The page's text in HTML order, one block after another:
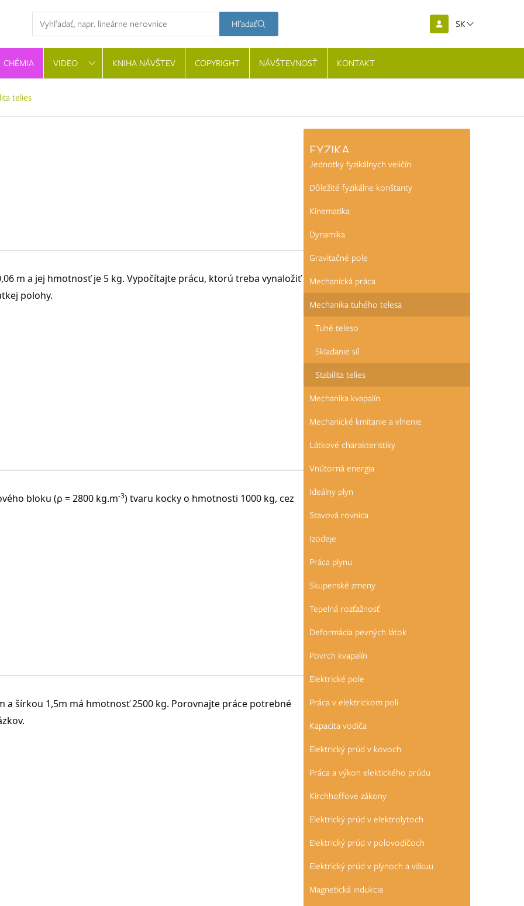
Hľadaná výraz Hľadať SK
CHÉMIA VIDEO KNIHA NÁVŠTEV COPYRIGHT NÁVŠTEVNOSŤ KONTAKT
telies
sa vráti do pôvodnej polohy
do pôvodnej polohy
ťažiska od hrany okolo ktorej teleso preklápame
a jeho ťažisko je čo najnižšie.
m a jej hmotnosť je 5 kg. Vypočítajte prácu, ktorú treba vynaložiť
polohy.
6,145 J.
bloku (ρ = 2800 kg.m-3) tvaru kocky o hmotnosti 1000 kg, cez
a šírkou 1,5m má hmotnosť 2500 kg. Porovnajte práce potrebné
FYZIKA
Jednotky fyzikálnych veličín
Dôležité fyzikálne konštanty
Kinematika
Dynamika
Gravitačné pole
Mechanická práca
Mechanika tuhého telesa
Tuhé teleso
Skladanie síl
Stabilita telies
Mechanika kvapalín
Mechanické kmitanie a vlnenie
Látkové charakteristiky
Vnútorná energia
Ideálny plyn
Stavová rovnica
Izodeje
Práca plynu
Skupenské zmeny
Tepelná rozťažnosť
Deformácia pevných látok
Povrch kvapalín
Elektrické pole
Práca v elektrickom poli
Kapacita vodiča
Elektrický prúd v kovoch
Práca a výkon elektického prúdu
Kirchhoffove zákony
Elektrický prúd v elektrolytoch
Elektrický prúd v polovodičoch
Elektrický prúd v plynoch a vákuu
Magnetická indukcia